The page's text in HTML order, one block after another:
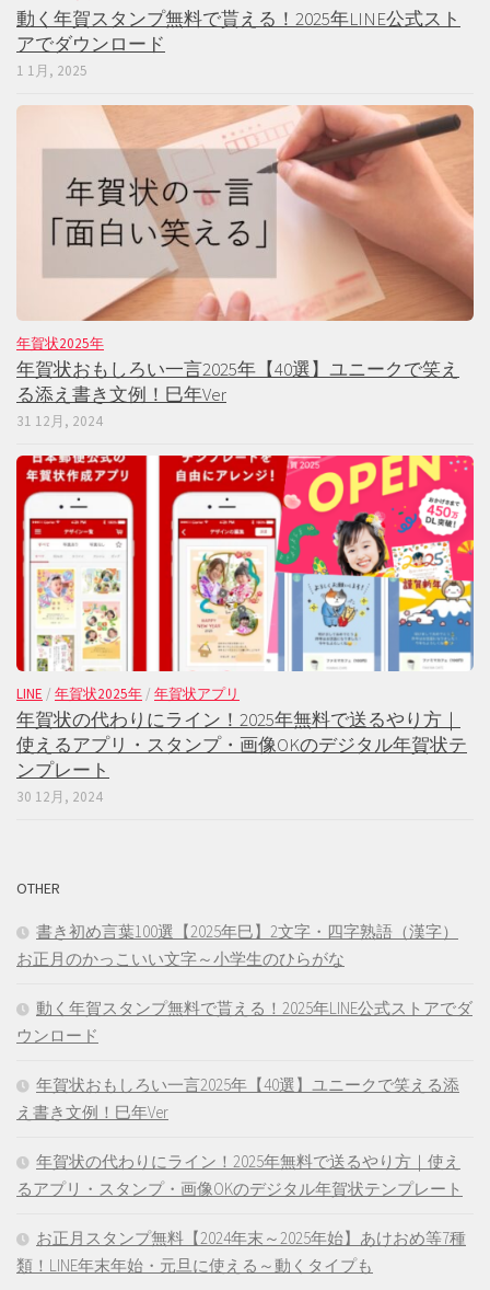
動く年賀スタンプ無料で貰える！2025年LINE公式スト
アでダウンロード
1 1月, 2025
年賀状2025年
年賀状おもしろい一言2025年【40選】ユニークで笑え
る添え書き文例！巳年Ver
31 12月, 2024
LINE / 年賀状2025年 / 年賀状アプリ
年賀状の代わりにライン！2025年無料で送るやり方｜
使えるアプリ・スタンプ・画像OKのデジタル年賀状テ
ンプレート
30 12月, 2024
OTHER
書き初め言葉100選【2025年巳】2文字・四字熟語（漢字）
お正月のかっこいい文字～小学生のひらがな
動く年賀スタンプ無料で貰える！2025年LINE公式ストアでダ
ウンロード
年賀状おもしろい一言2025年【40選】ユニークで笑える添
え書き文例！巳年Ver
年賀状の代わりにライン！2025年無料で送るやり方｜使え
るアプリ・スタンプ・画像OKのデジタル年賀状テンプレート
お正月スタンプ無料【2024年末～2025年始】あけおめ等7種
類！LINE年末年始・元旦に使える～動くタイプも